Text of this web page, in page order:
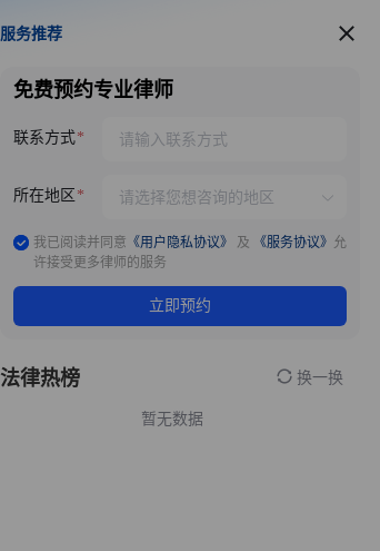
服务推荐
服务推荐
免费预约专业律师
联系方式
所在地区
我已阅读并同意 《用户隐私协议》 及 《服务协议》 允
许接受更多律师的服务
立即预约
法律热榜 换一换
暂无数据